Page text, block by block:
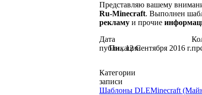
Представляю вашему
Ru-Minecraft. Выполнен
рекламу и прочие
Дата
публикации
Пн., 12 Сентября 2016 г.
Категории
записи
Шаблоны DLEMinecraft